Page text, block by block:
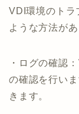
VDI環境のトラ
ような方法があ
・ログの確認
の確認を行い
きます。